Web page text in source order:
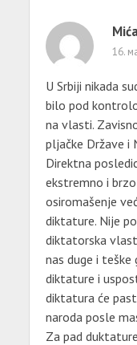
16.
U Srbiji nikada
bilo pod
na vlasti.
pljačke Države i
Direktna
ekstremno i
osiromašenje
diktature. Nije
diktatorska vlast
nas duge i teške
diktature i
diktatura će
naroda posle
Za pad